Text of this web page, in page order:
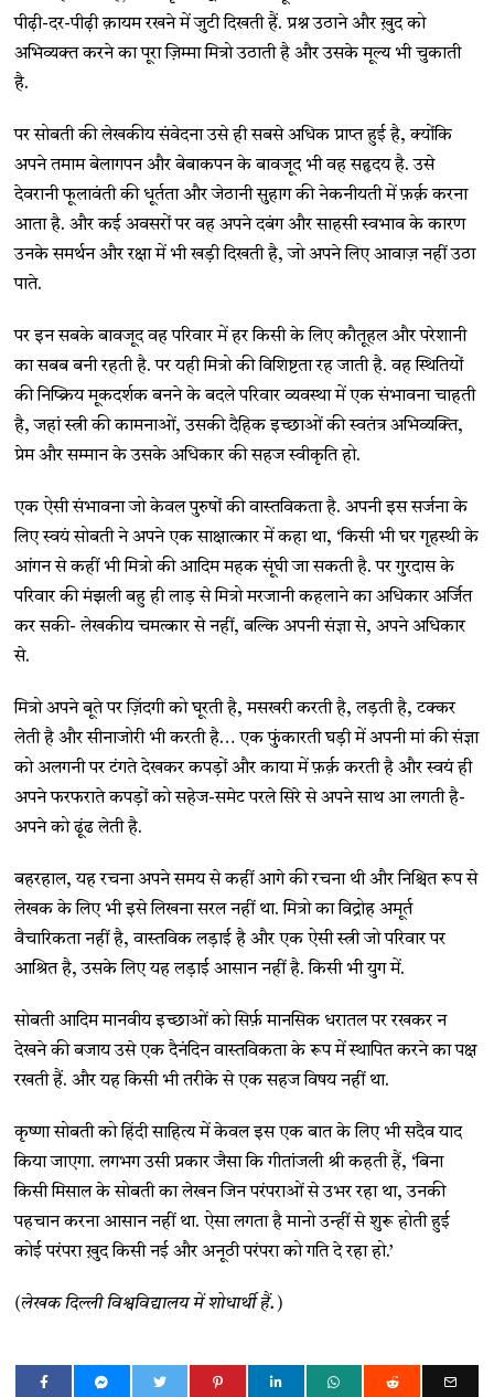
पीढ़ी-दर-पीढ़ी क़ायम रखने में जुटी दिखती हैं. प्रश्न उठाने और ख़ुद को
अभिव्यक्त करने का पूरा ज़िम्मा मित्रो उठाती है और उसके मूल्य भी चुकाती
है.
पर सोबती की लेखकीय संवेदना उसे ही सबसे अधिक प्राप्त हुई है, क्योंकि
अपने तमाम बेलागपन और बेबाकपन के बावजूद भी वह सहृदय है. उसे
देवरानी फूलावंती की धूर्तता और जेठानी सुहाग की नेकनीयती में फ़र्क़ करना
आता है. और कई अवसरों पर वह अपने दबंग और साहसी स्वभाव के कारण
उनके समर्थन और रक्षा में भी खड़ी दिखती है, जो अपने लिए आवाज़ नहीं उठा
पाते.
पर इन सबके बावजूद वह परिवार में हर किसी के लिए कौतूहल और परेशानी
का सबब बनी रहती है. पर यही मित्रो की विशिष्टता रह जाती है. वह स्थितियों
की निष्क्रिय मूकदर्शक बनने के बदले परिवार व्यवस्था में एक संभावना चाहती
है, जहां स्त्री की कामनाओं, उसकी दैहिक इच्छाओं की स्वतंत्र अभिव्यक्ति,
प्रेम और सम्मान के उसके अधिकार की सहज स्वीकृति हो.
एक ऐसी संभावना जो केवल पुरुषों की वास्तविकता है. अपनी इस सर्जना के
लिए स्वयं सोबती ने अपने एक साक्षात्कार में कहा था, ‘किसी भी घर गृहस्थी के
आंगन से कहीं भी मित्रो की आदिम महक सूंघी जा सकती है. पर गुरदास के
परिवार की मंझली बहु ही लाड़ से मित्रो मरजानी कहलाने का अधिकार अर्जित
कर सकी- लेखकीय चमत्कार से नहीं, बल्कि अपनी संज्ञा से, अपने अधिकार
से.
मित्रो अपने बूते पर ज़िंदगी को घूरती है, मसखरी करती है, लड़ती है, टक्कर
लेती है और सीनाजोरी भी करती है… एक फुंकारती घड़ी में अपनी मां की संज्ञा
को अलगनी पर टंगते देखकर कपड़ों और काया में फ़र्क़ करती है और स्वयं ही
अपने फरफराते कपड़ों को सहेज-समेट परले सिरे से अपने साथ आ लगती है-
अपने को ढूंढ लेती है.
बहरहाल, यह रचना अपने समय से कहीं आगे की रचना थी और निश्चित रूप से
लेखक के लिए भी इसे लिखना सरल नहीं था. मित्रो का विद्रोह अमूर्त
वैचारिकता नहीं है, वास्तविक लड़ाई है और एक ऐसी स्त्री जो परिवार पर
आश्रित है, उसके लिए यह लड़ाई आसान नहीं है. किसी भी युग में.
सोबती आदिम मानवीय इच्छाओं को सिर्फ़ मानसिक धरातल पर रखकर न
देखने की बजाय उसे एक दैनंदिन वास्तविकता के रूप में स्थापित करने का पक्ष
रखती हैं. और यह किसी भी तरीके से एक सहज विषय नहीं था.
कृष्णा सोबती को हिंदी साहित्य में केवल इस एक बात के लिए भी सदैव याद
किया जाएगा. लगभग उसी प्रकार जैसा कि गीतांजली श्री कहती हैं, ‘बिना
किसी मिसाल के सोबती का लेखन जिन परंपराओं से उभर रहा था, उनकी
पहचान करना आसान नहीं था. ऐसा लगता है मानो उन्हीं से शुरू होती हुई
कोई परंपरा ख़ुद किसी नई और अनूठी परंपरा को गति दे रहा हो.’
(लेखक दिल्ली विश्वविद्यालय में शोधार्थी हैं.)